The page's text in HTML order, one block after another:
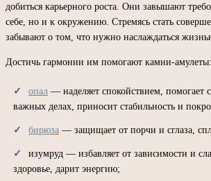
добиться карьерного роста. Они завышают
себе, но и к окружению. Стремясь стать
забывают о том, что нужно наслаждаться
Достичь гармонии им помогают камни-амулеты:
опал — наделяет спокойствием, помогает
важных делах, приносит стабильность и
бирюза — защищает от порчи и сглаза,
изумруд — избавляет от зависимости и
здоровье, дарит энергию;